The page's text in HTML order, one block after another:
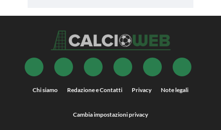
Chi siamo Redazione e Contatti Privacy Note legali
Cambia impostazioni privacy